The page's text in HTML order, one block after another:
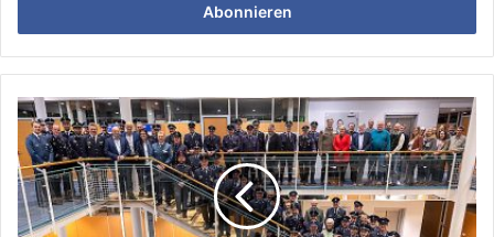
Mailadresse
ein
Gemeinsam
feierten
Ehrenamtliche
2735
Jahre
im